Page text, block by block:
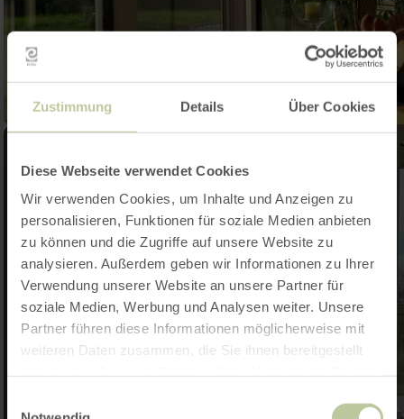
Zustimmung Details Über Cookies
Diese Webseite verwendet Cookies
Wir verwenden Cookies, um Inhalte und Anzeigen zu
personalisieren, Funktionen für soziale Medien anbieten
zu können und die Zugriffe auf unsere Website zu
analysieren. Außerdem geben wir Informationen zu Ihrer
Verwendung unserer Website an unsere Partner für
soziale Medien, Werbung und Analysen weiter. Unsere
Partner führen diese Informationen möglicherweise mit
weiteren Daten zusammen, die Sie ihnen bereitgestellt